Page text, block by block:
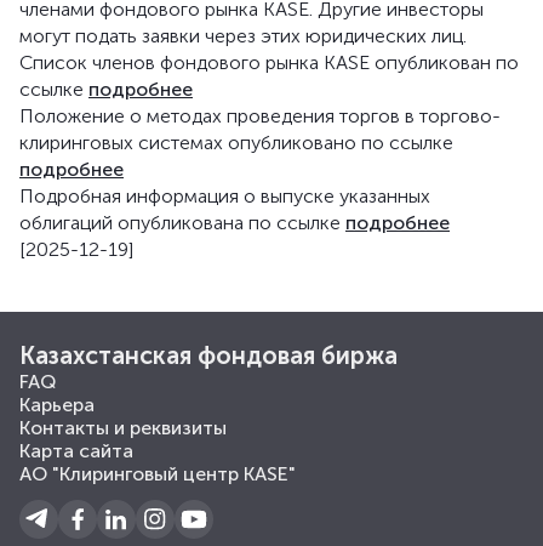
членами фондового рынка KASE. Другие инвесторы
могут подать заявки через этих юридических лиц.
Список членов фондового рынка KASE опубликован по
ссылке подробнее
Положение о методах проведения торгов в торгово-
клиринговых системах опубликовано по ссылке
подробнее
Подробная информация о выпуске указанных
облигаций опубликована по ссылке подробнее
[2025-12-19]
Казахстанская фондовая биржа
FAQ
Карьера
Контакты и реквизиты
Карта сайта
АО "Клиринговый центр KASE"